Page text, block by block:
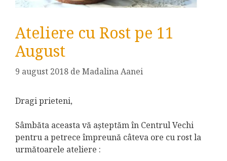
Ateliere cu Rost pe 11
August
9 august 2018 de Madalina Aanei
Dragi prieteni,
Sâmbăta aceasta vă așteptăm în Centrul Vechi
pentru a petrece împreună câteva ore cu rost la
următoarele ateliere :